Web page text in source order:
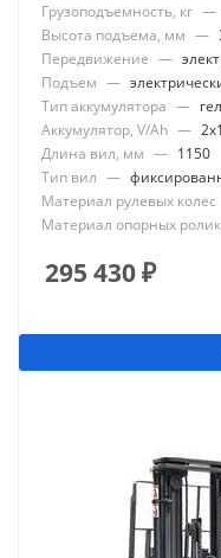
Грузоподъемность, кг —
Высота подъема, мм —
Передвижение —
Подъем —
Тип аккумулятора —
Аккумулятор, V/Ah —
Длина вил, мм — 1150
Тип вил —
Материал рулевых колес
Материал опорных
295 430₽